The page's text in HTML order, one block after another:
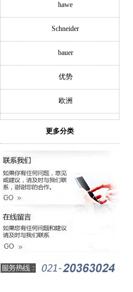
hawe
Schneider
bauer
优势
欧洲
更多分类